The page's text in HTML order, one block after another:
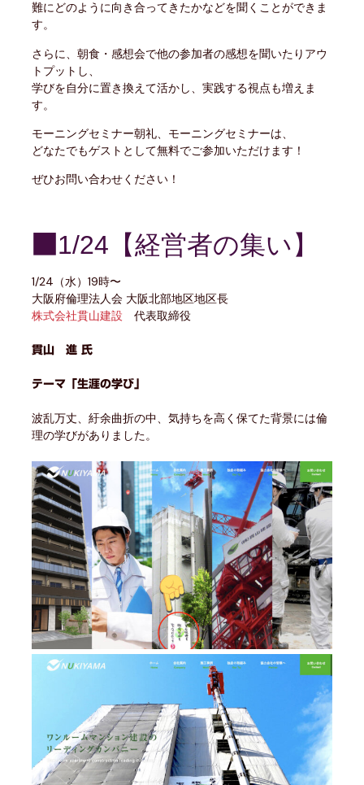
難にどのように向き合ってきたかなどを聞くことができま
す。
さらに、朝食・感想会で他の参加者の感想を聞いたりアウ
トプットし、
学びを自分に置き換えて活かし、実践する視点も増えま
す。
モーニングセミナー朝礼、モーニングセミナーは、
どなたでもゲストとして無料でご参加いただけます！
ぜひお問い合わせください！
1/24【経営者の集い】
1/24（水）19時〜
大阪府倫理法人会 大阪北部地区地区長
株式会社貫山建設 代表取締役
貫山 進 氏
テーマ「生涯の学び」
波乱万丈、紆余曲折の中、気持ちを高く保てた背景には倫
理の学びがありました。